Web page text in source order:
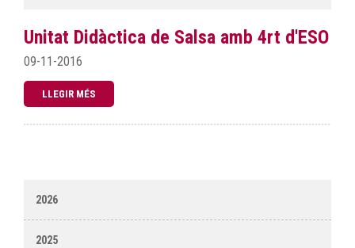
Unitat Didàctica de Salsa amb 4rt d'ESO
09-11-2016
LLEGIR MÉS
2026
2025